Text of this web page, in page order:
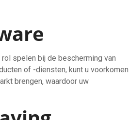
spelen bij de bescherming van
of -diensten, kunt u voorkomen
brengen, waardoor uw